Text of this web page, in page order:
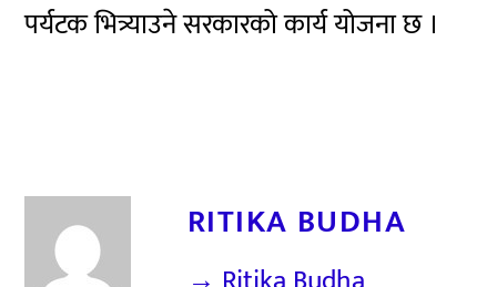
पर्यटक भित्र्याउने सरकारको कार्य योजना छ ।
RITIKA BUDHA